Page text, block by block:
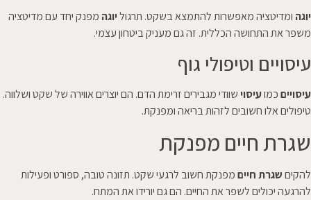
יוגה ומדיטציה מאפשרות להתמצא בשקט. תרגוליוגה מפנק יחד עם מדיטציה
משפר את התחושה הכללית. זה גם מעניק ביטחון עצמי.
עיסויים וטיפולי גוף
עיסוייםכמועיסוי שוודי מגבירים זרימת הדם. הם יוצרים אווירה של שקט ושלווה.
טיפולים אלו חשובים לזהות בריאה ומפנקת.
שגרת חיים מפנקת
להקיםשגרת חייםמפנקת חשוב לרגעי שקט. תזונה טובה, ספורט ופעילות
להרגעה יכולים לשפר את החיים. הם גם יורידו את המתח.